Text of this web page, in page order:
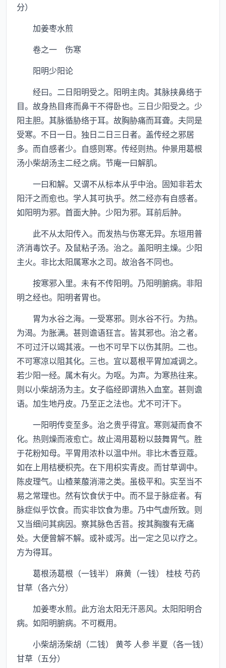
分）
加姜枣水煎
卷之一 伤寒
阳明少阳论
经曰。二日阳明受之。阳明主肉。其脉挟鼻络于
目。故身热目疼而鼻干不得卧也。三日少阳受之。少
阳主胆。其脉循胁络于耳。故胸胁痛而耳聋。夫同是
受寒。不日一日。独日二日三日者。盖传经之邪居
多。而自感者少。自感则寒。传经则热。仲景用葛根
汤小柴胡汤主二经之病。节庵一曰解肌。
一曰和解。又谓不从标本从乎中治。固知非若太
阳汗之而愈也。学人其可执乎。然二经亦有自感者。
如阳明为邪。首面大肿。少阳为邪。耳前后肿。
此不从太阳传入。而发热与伤寒无异。东垣用普
济消毒饮子。及鼠粘子汤。治之。盖阳明主燥。少阳
主火。非比太阳属寒水之司。故治各不同也。
按寒邪入里。未有不传阳明。乃阳明腑病。非阳
明之经也。阳明者胃也。
胃为水谷之海。一受寒邪。则水谷不行。为热。
为渴。为胀满。甚则谵语狂言。皆其邪也。治之者。
不可过汗以竭其液。一也不可早下以伤其阴。二也。
不可寒凉以阻其化。三也。宜以葛根平胃加减调之。
若少阳一经。属木有火。为呕。为声。为寒热往来。
则以小柴胡汤为主。女子临经即谓热入血室。甚则谵
语。加生地丹皮。乃至正之法也。尤不可汗下。
一阳明传变至多。治之贵乎得宜。寒则凝而食不
化。热则燥而液愈亡。故止渴用葛粉以鼓舞胃气。胜
于花粉知母。平胃用浓朴以温中州。非比木香豆蔻。
如在上用桔梗枳壳。在下用枳实青皮。而甘草调中。
陈皮理气。山楂莱菔消滞之类。虽极平和。实至当不
易之常理也。然有饮食伏于中。而不显于脉症者。有
脉症似乎饮食。而实非饮食为患。乃中气虚所致。则
又当细问其病因。察其脉色舌苔。按其胸腹有无痛
处。大便曾解不解。或补或泻。出一定之见以疗之。
方为得耳。
葛根汤葛根（一钱半） 麻黄（一钱） 桂枝 芍药
甘草（各六分）
加姜枣水煎。此方治太阳无汗恶风。太阳阳明合
病。如阳明腑病。不可概用。
小柴胡汤柴胡（二钱） 黄芩 人参 半夏（各一钱）
甘草（五分）